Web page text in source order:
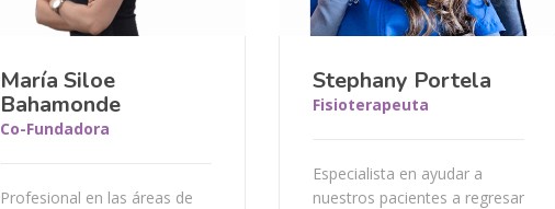
María Siloe
Bahamonde
Co-Fundadora
Profesional en las áreas de
Stephany Portela
Fisioterapeuta
Especialista en ayudar a
nuestros pacientes a regresar